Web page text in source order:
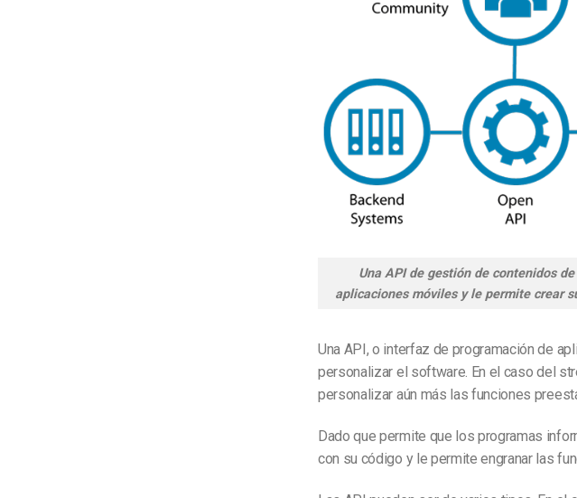
Una API de gestión de contenidos
aplicaciones móviles y le permite crear
Una API, o interfaz de programación de
personalizar el software. En el caso del
personalizar aún más las funciones
Dado que permite que los programas
con su código y le permite engranar las